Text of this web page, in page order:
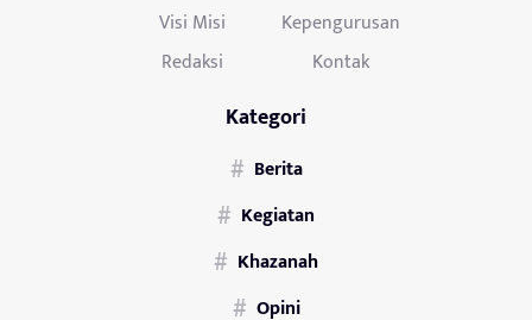
Visi Misi
Kepengurusan
Redaksi
Kontak
Kategori
Berita
Kegiatan
Khazanah
Opini